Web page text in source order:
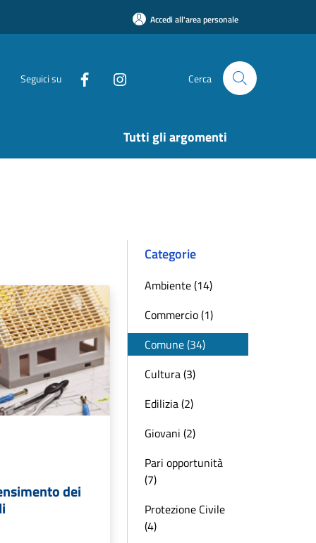
Accedi all'area personale
Seguici su Cerca
Tutti gli argomenti
dei
Categorie
Ambiente (14)
Commercio (1)
Comune (34)
Cultura (3)
Edilizia (2)
Giovani (2)
Pari opportunità
(7)
Protezione Civile
(4)